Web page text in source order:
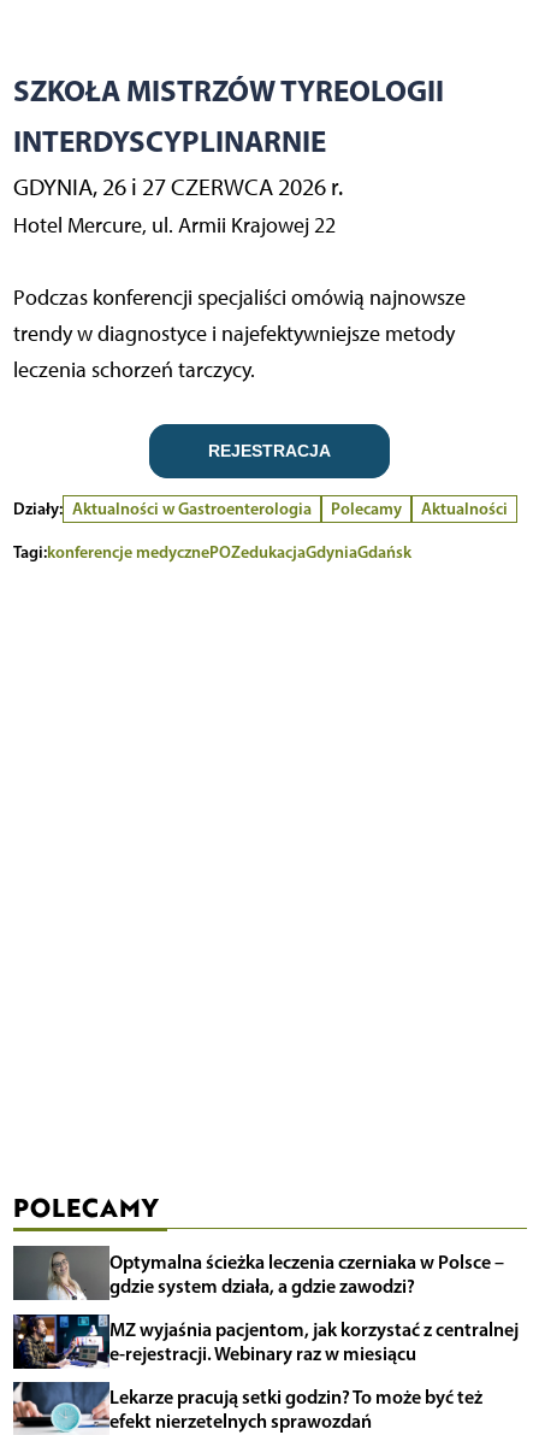
SZKOŁA MISTRZÓW TYREOLOGII
INTERDYSCYPLINARNIE
GDYNIA, 26 i 27 CZERWCA 2026 r.
Hotel Mercure, ul. Armii Krajowej 22
Podczas konferencji specjaliści omówią najnowsze
trendy w diagnostyce i najefektywniejsze metody
leczenia schorzeń tarczycy.
REJESTRACJA
Działy: Aktualności w Gastroenterologia Polecamy
Aktualności
Tagi:konferencje medycznePOZedukacjaGdyniaGdańsk
POLECAMY
Optymalna ścieżka leczenia czerniaka w Polsce –
gdzie system działa, a gdzie zawodzi?
MZ wyjaśnia pacjentom, jak korzystać z centralnej
e-rejestracji. Webinary raz w miesiącu
Lekarze pracują setki godzin? To może być też
efekt nierzetelnych sprawozdań